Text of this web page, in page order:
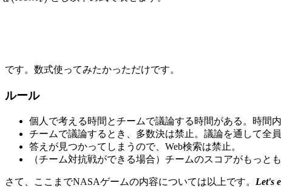
です。数式使ってみたかっただけです。
ルール
個人で考える時間とチームで議論する時間がある。時間
チームで議論するとき、多数決は禁止。議論を通して全
答えが見つかってしまうので、Web検索は禁止。
（チーム対抗戦ができる場合）チームのスコアがもっと
さて、ここまでNASAゲームの内容については以上です。 Let's